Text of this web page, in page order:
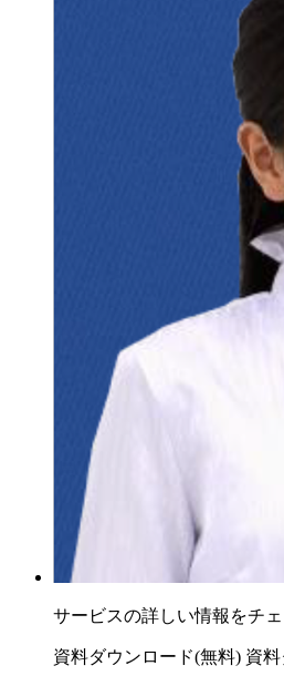
サービスの詳しい情報をチェ
資料ダウンロード(無料) 資